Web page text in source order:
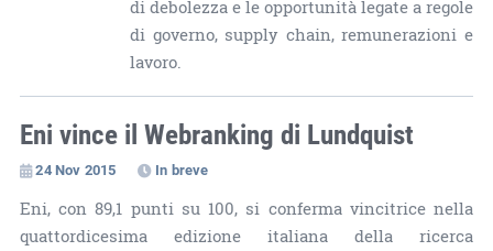
di debolezza e le opportunità legate a regole
di governo, supply chain, remunerazioni e
lavoro.
Eni vince il Webranking di Lundquist
24 Nov 2015 In breve
Eni, con 89,1 punti su 100, si conferma vincitrice nella
quattordicesima edizione italiana della ricerca